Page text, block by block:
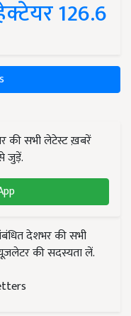
126.6
की सभी लेटेस्ट ख़बरें
जुड़ें.
देशभर की सभी
की सदस्यता लें.